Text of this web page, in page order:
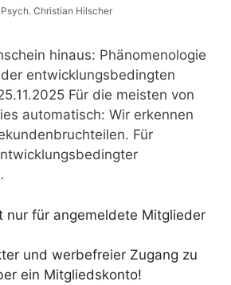
Christian Hilscher
hinaus: Phänomenologie
entwicklungsbedingten
Für die meisten von
automatisch: Wir erkennen
Für
nur für angemeldete Mitglieder
und werbefreier Zugang zu
ein Mitgliedskonto!